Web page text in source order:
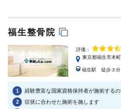
福生整骨院
評価：
東京都福生市本
福生駅 徒歩３分
1
経験豊富な国家資格保持者が施術する
2
症状に合わせた施術を施します